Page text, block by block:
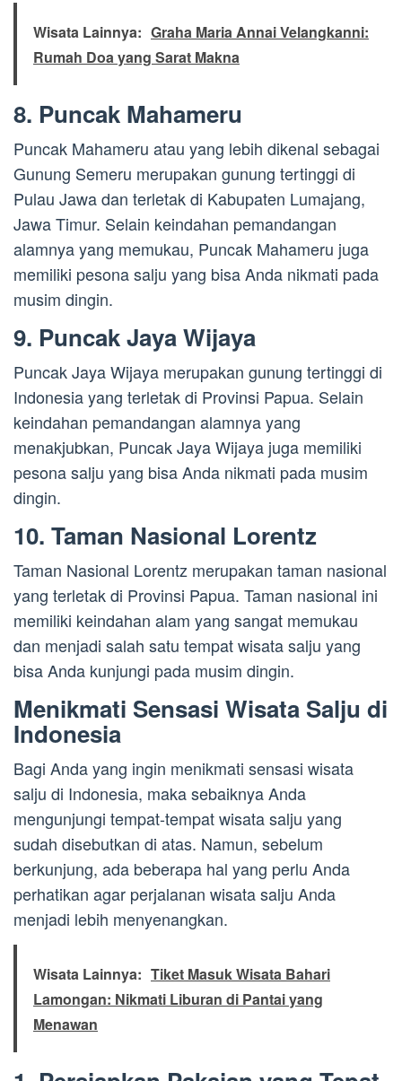
Wisata Lainnya: Graha Maria Annai Velangkanni:
Rumah Doa yang Sarat Makna
8. Puncak Mahameru
Puncak Mahameru atau yang lebih dikenal sebagai
Gunung Semeru merupakan gunung tertinggi di
Pulau Jawa dan terletak di Kabupaten Lumajang,
Jawa Timur. Selain keindahan pemandangan
alamnya yang memukau, Puncak Mahameru juga
memiliki pesona salju yang bisa Anda nikmati pada
musim dingin.
9. Puncak Jaya Wijaya
Puncak Jaya Wijaya merupakan gunung tertinggi di
Indonesia yang terletak di Provinsi Papua. Selain
keindahan pemandangan alamnya yang
menakjubkan, Puncak Jaya Wijaya juga memiliki
pesona salju yang bisa Anda nikmati pada musim
dingin.
10. Taman Nasional Lorentz
Taman Nasional Lorentz merupakan taman nasional
yang terletak di Provinsi Papua. Taman nasional ini
memiliki keindahan alam yang sangat memukau
dan menjadi salah satu tempat wisata salju yang
bisa Anda kunjungi pada musim dingin.
Menikmati Sensasi Wisata Salju di
Indonesia
Bagi Anda yang ingin menikmati sensasi wisata
salju di Indonesia, maka sebaiknya Anda
mengunjungi tempat-tempat wisata salju yang
sudah disebutkan di atas. Namun, sebelum
berkunjung, ada beberapa hal yang perlu Anda
perhatikan agar perjalanan wisata salju Anda
menjadi lebih menyenangkan.
Wisata Lainnya: Tiket Masuk Wisata Bahari
Lamongan: Nikmati Liburan di Pantai yang
Menawan